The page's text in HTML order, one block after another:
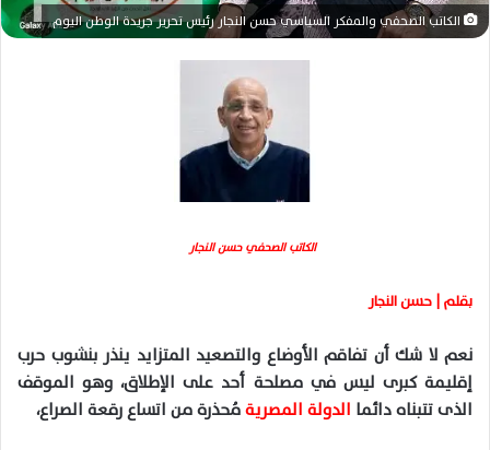
ك
ت
الكاتب الصحفي والمفكر السياسي حسن النجار رئيس تحرير جريدة الوطن اليوم
الكاتب الصحفي حسن النجار
بقلم | حسن النجار
نعم لا شك أن تفاقم الأوضاع والتصعيد المتزايد ينذر بنشوب حرب
إقليمة كبرى ليس في مصلحة أحد على الإطلاق، وهو الموقف
الذى تتبناه دائما الدولة المصريةمُحذرة من اتساع رقعة الصراع،